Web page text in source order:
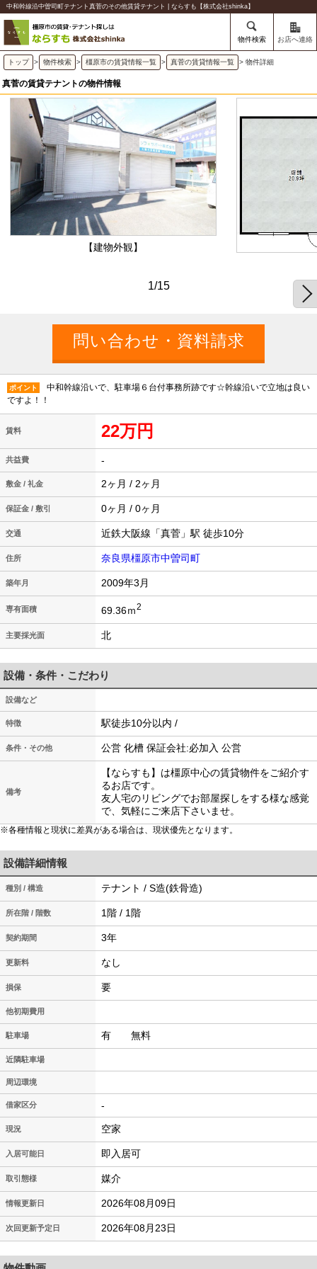
中和幹線沿中曽司町テナント真菅のその他賃貸テナント | ならすも【株式会社shinka】
物件検索 お店へ連絡
トップ > 物件検索 > 橿原市の賃貸情報一覧 > 真菅の賃貸情報一覧 > 物件詳細
真菅の賃貸テナントの物件情報
【建物外観】
1/15
ポイント
中和幹線沿いで、駐車場６台付事務所跡です☆幹線沿いで立地は良い
ですよ！！
賃料 22万円
共益費 -
敷金 / 礼金 2ヶ月 / 2ヶ月
保証金 / 敷引 0ヶ月 / 0ヶ月
交通 近鉄大阪線「真菅」駅 徒歩10分
住所 奈良県橿原市中曽司町
築年月 2009年3月
専有面積 69.36ｍ2
主要採光面 北
設備・条件・こだわり
設備など
特徴 駅徒歩10分以内 /
条件・その他 公営 化槽 保証会社:必加入 公営
備考
【ならすも】は橿原中心の賃貸物件をご紹介す
るお店です。
友人宅のリビングでお部屋探しをする様な感覚
で、気軽にご来店下さいませ。
※各種情報と現状に差異がある場合は、現状優先となります。
設備詳細情報
種別 / 構造 テナント / S造(鉄骨造)
所在階 / 階数 1階 / 1階
契約期間 3年
更新料 なし
損保 要
他初期費用
駐車場 有 無料
近隣駐車場
周辺環境
借家区分 -
現況 空家
入居可能日 即入居可
取引態様 媒介
情報更新日 2026年08月09日
次回更新予定日 2026年08月23日